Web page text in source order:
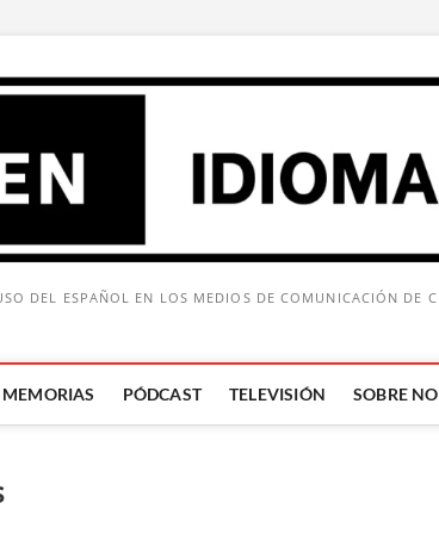
DEL ESPAÑOL EN LOS MEDIOS DE COMUNICACIÓN DE
MEMORIAS PÓDCAST TELEVISIÓN SOBRE
Buscar: